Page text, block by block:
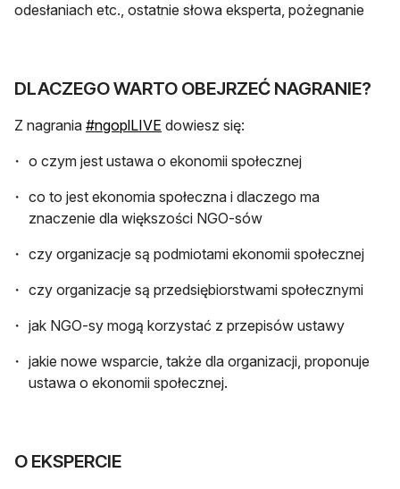
odesłaniach etc., ostatnie słowa eksperta, pożegnanie
DLACZEGO WARTO OBEJRZEĆ NAGRANIE?
Z nagrania #ngoplLIVE otwiera się w nowej karcie
dowiesz się:
o czym jest ustawa o ekonomii społecznej
co to jest ekonomia społeczna i dlaczego ma
znaczenie dla większości NGO-sów
czy organizacje są podmiotami ekonomii społecznej
czy organizacje są przedsiębiorstwami społecznymi
jak NGO-sy mogą korzystać z przepisów ustawy
jakie nowe wsparcie, także dla organizacji, proponuje
ustawa o ekonomii społecznej.
O EKSPERCIE